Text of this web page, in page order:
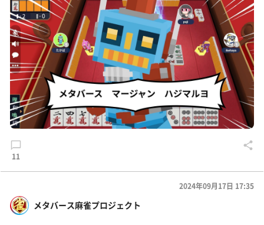
11
メタバース麻雀プロジェクト
2024年09月17日 17:35